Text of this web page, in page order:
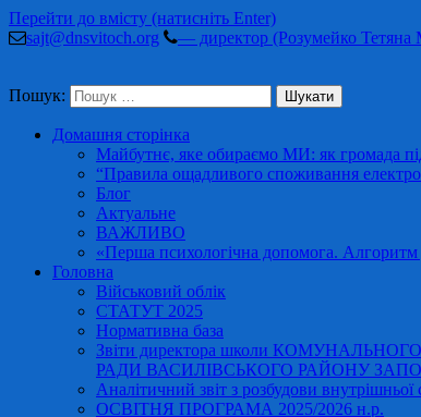
Перейти до вмісту (натисніть Enter)
sajt@dnsvitoch.org
— директор (Розумейко Тетяна
Пошук:
Домашня сторінка
Майбутнє, яке обираємо МИ: як громада
“Правила ощадливого споживання
Блог
Актуальне
ВАЖЛИВО
«Перша психологічна допомога. Алгоритм
Головна
Військовий облік
СТАТУТ 2025
Нормативна база
Звіти директора школи
РАДИ ВАСИЛІВСЬКОГО РАЙОНУ
Аналітичний звіт з розбудови
ОСВІТНЯ ПРОГРАМА 2025/2026 н.р.